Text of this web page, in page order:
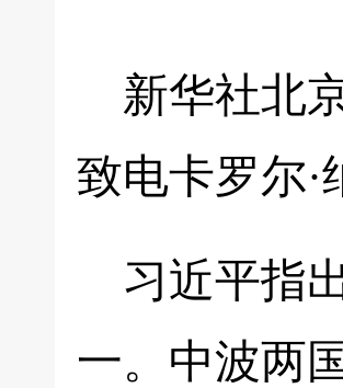
新华社北
致电卡罗尔
习近平指
一。中波两